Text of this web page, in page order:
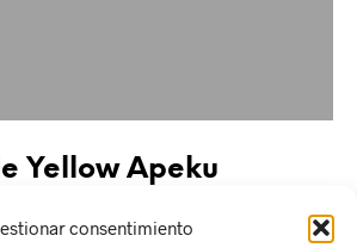
consentimiento
Yellow Apeku